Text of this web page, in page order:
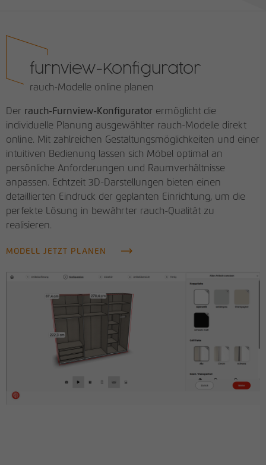
furnview-Konfigurator
rauch-Modelle online planen
Der rauch-Furnview-Konfigurator ermöglicht die
individuelle Planung ausgewählter rauch-Modelle direkt
online. Mit zahlreichen Gestaltungsmöglichkeiten und einer
intuitiven Bedienung lassen sich Möbel optimal an
persönliche Anforderungen und Raumverhältnisse
anpassen. Echtzeit 3D-Darstellungen bieten einen
detaillierten Eindruck der geplanten Einrichtung, um die
perfekte Lösung in bewährter rauch-Qualität zu
realisieren.
MODELL JETZT PLANEN